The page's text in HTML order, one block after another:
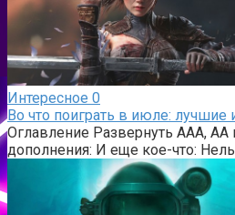
Интересное 0
Во что поиграть в июле: лучшие
Оглавление Развернуть AAA,
дополнения: И еще кое-что: